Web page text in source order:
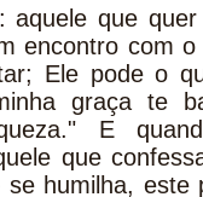
aquele que
encontro com
Ele pode o
graça te
E
que
se humilha,